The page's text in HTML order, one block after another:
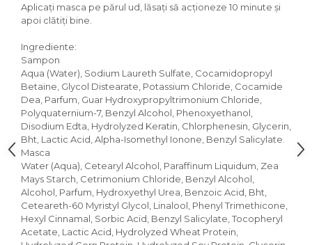
Aplicaţi masca pe părul ud, lăsaţi să acţioneze 10 minute şi
apoi clătiţi bine.
Ingrediente:
Sampon
Aqua (Water), Sodium Laureth Sulfate, Cocamidopropyl
Betaine, Glycol Distearate, Potassium Chloride, Cocamide
Dea, Parfum, Guar Hydroxypropyltrimonium Chloride,
Polyquaternium-7, Benzyl Alcohol, Phenoxyethanol,
Disodium Edta, Hydrolyzed Keratin, Chlorphenesin, Glycerin,
Bht, Lactic Acid, Alpha-Isomethyl Ionone, Benzyl Salicylate.
Masca
Water (Aqua), Cetearyl Alcohol, Paraffinum Liquidum, Zea
Mays Starch, Cetrimonium Chloride, Benzyl Alcohol,
Alcohol, Parfum, Hydroxyethyl Urea, Benzoic Acid, Bht,
Ceteareth-60 Myristyl Glycol, Linalool, Phenyl Trimethicone,
Hexyl Cinnamal, Sorbic Acid, Benzyl Salicylate, Tocopheryl
Acetate, Lactic Acid, Hydrolyzed Wheat Protein,